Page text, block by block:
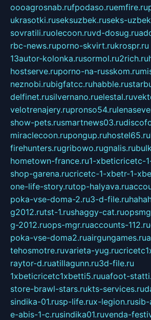
oooagrosnab.rufpodaso.ruemfire.ru
ukrasotki.ruseksuzbek.ruseks-
sovratili.ruolecoon.ruvd-dosug.ru
rbc-news.ruporno-skvirt.rukrospr.ru
13autor-kolonka.rusormol.ru2rich.ru
hostserve.ruporno-na-russkom.ru
neznobi.rubigfatcc.ruhabble.ru
delfinet.rusilvernano.ruelestal.ru
velotrenajery.rupronso54.ru
show-pets.rusmartnews03.ru
miraclecoon.rupongup.ruhostel65.ru
firehunters.rugribowo.rugnalis.ru
hometown-france.ru1-xbeticricetc-
shop-garena.rucricetc-1-xbetr-1-
one-life-story.rutop-halyava.ru
poka-vse-doma-2.ru3-d-file.ru
g2012.rutst-1.rushaggy-cat.ru
g-2012.ruops-mgr.ruaccounts-112.ru
poka-vse-doma2.ruairgungames.ru
tehosmotre.ruvarieta-yug.ru
raytor-d.ruatillagunn.ru3d-file.ru
1xbeticricetc1xbetti5.ruuafoot-
store-brawl-stars.rukts-services.ru
sindika-01.rusp-life.rux-legion.rusib-
e-abis-1-c.rusindika01.ruvenda-